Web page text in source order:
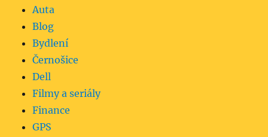
Auta
Blog
Bydlení
Černošice
Dell
Filmy a seriály
Finance
GPS